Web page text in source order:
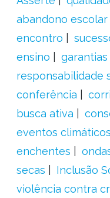
abandono escolar
encontro
ensino
garantias
responsabilidade
conferência
busca ativa
eventos climáticos
enchentes
secas
Inclusão
violência contra